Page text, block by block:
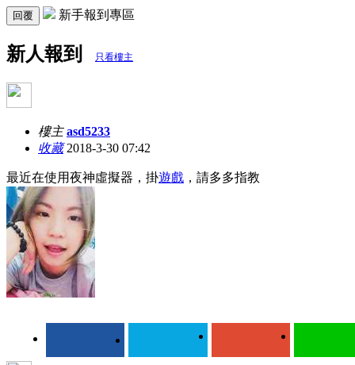
回覆 新手報到專區
新人報到 只看樓主
樓主 asd5233
收藏2018-3-30 07:42
最近在使用夜神虛擬器，掛遊戲 ，請多多指教